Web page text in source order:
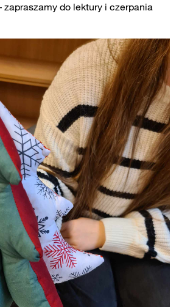
zapraszamy do lektury i czerpania